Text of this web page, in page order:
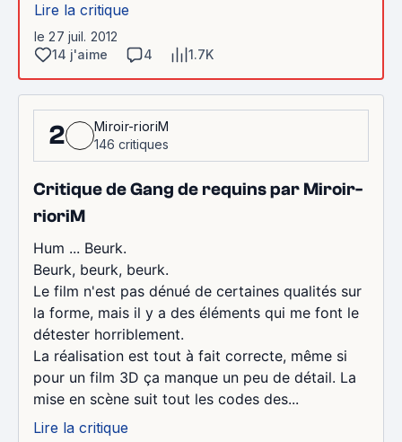
Lire la critique
le 27 juil. 2012
14 j'aime
4 1.7K
2
Miroir-rioriM
146 critiques
Critique de Gang de requins par Miroir-
rioriM
Hum ... Beurk.
Beurk, beurk, beurk.
Le film n'est pas dénué de certaines qualités sur
la forme, mais il y a des éléments qui me font le
détester horriblement.
La réalisation est tout à fait correcte, même si
pour un film 3D ça manque un peu de détail. La
mise en scène suit tout les codes des...
Lire la critique